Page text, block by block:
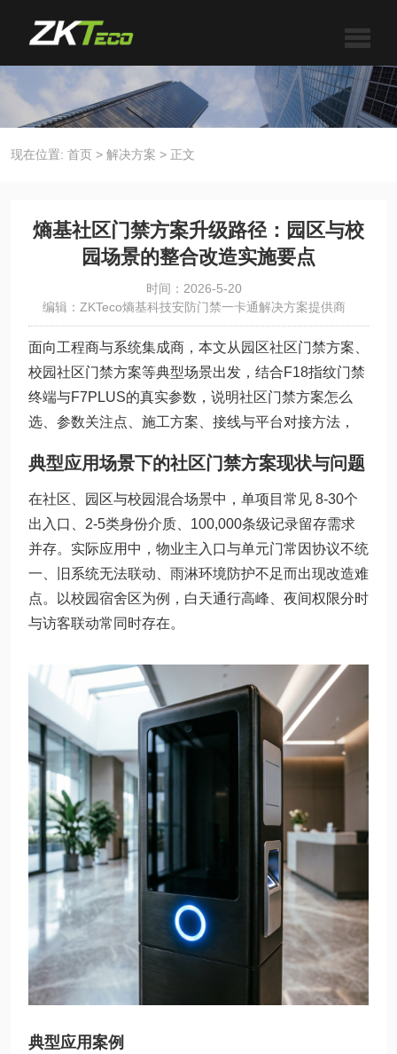
现在位置: 首页 > 解决方案 > 正文
熵基社区门禁方案升级路径：园区与校
园场景的整合改造实施要点
时间：2026-5-20
编辑：ZKTeco熵基科技安防门禁一卡通解决方案提供商
面向工程商与系统集成商，本文从园区社区门禁方案、
校园社区门禁方案等典型场景出发，结合F18指纹门禁
终端与F7PLUS的真实参数，说明社区门禁方案怎么
选、参数关注点、施工方案、接线与平台对接方法，
典型应用场景下的社区门禁方案现状与问题
在社区、园区与校园混合场景中，单项目常见 8-30个
出入口、2-5类身份介质、100,000条级记录留存需求
并存。实际应用中，物业主入口与单元门常因协议不统
一、旧系统无法联动、雨淋环境防护不足而出现改造难
点。以校园宿舍区为例，白天通行高峰、夜间权限分时
与访客联动常同时存在。
典型应用案例